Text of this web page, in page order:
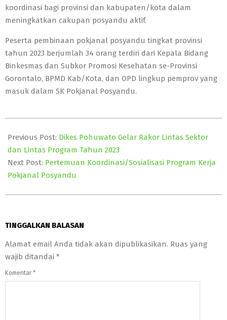
koordinasi bagi provinsi dan kabupaten/kota dalam
meningkatkan cakupan posyandu aktif.
Peserta pembinaan pokjanal posyandu tingkat provinsi
tahun 2023 berjumlah 34 orang terdiri dari Kepala Bidang
Binkesmas dan Subkor Promosi Kesehatan se-Provinsi
Gorontalo, BPMD Kab/Kota, dan OPD lingkup pemprov yang
masuk dalam SK Pokjanal Posyandu.
08-
21
Previous Post: Dikes Pohuwato Gelar Rakor Lintas Sektor
dan Lintas Program Tahun 2023
Next Post: Pertemuan Koordinasi/Sosialisasi Program Kerja
Pokjanal Posyandu
TINGGALKAN BALASAN
Alamat email Anda tidak akan dipublikasikan. Ruas yang
wajib ditandai *
Komentar *